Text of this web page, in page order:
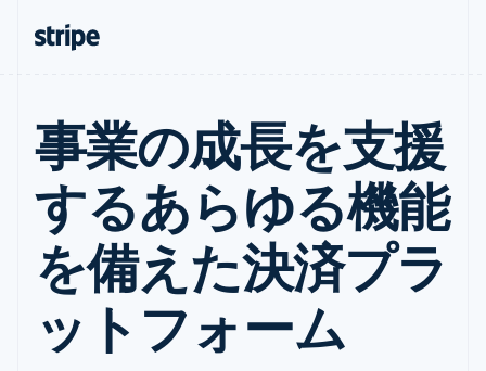
事業の成長を支援
するあらゆる機能
を備えた決済プラ
ットフォーム